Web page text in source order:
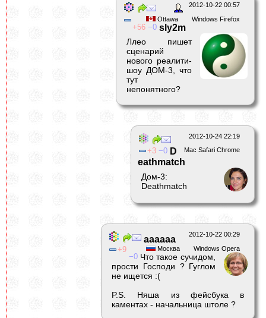
2012-10-22 00:57
Windows Firefox
Ottawa
56 0 sly2m
Ллео пишет
сценарий
нового реалити-
шоу ДОМ-3, что
тут
непонятного?
2012-10-24 22:19
Mac Safari Chrome
3 0 D
eathmatch
Дом-3:
Deathmatch
2012-10-22 00:29
Windows Opera
Москва
9
0
аааааа
Что такое сучидом,
прости Господи ? Гуглом
не ищется :(
P.S. Няша из фейсбука в
каментах - начальница штоле ?